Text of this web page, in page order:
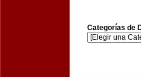
Categorías de